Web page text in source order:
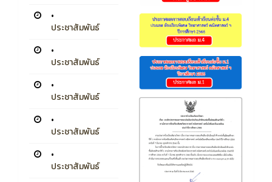
•
ประชาสัมพันธ์
•
ประชาสัมพันธ์
•
ประชาสัมพันธ์
•
ประชาสัมพันธ์
•
ประชาสัมพันธ์